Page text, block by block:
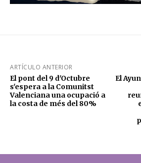
ARTÍCULO ANTERIOR
El pont del 9 d'Octubre
s'espera a la Comunitst
Valenciana una ocupació a
la costa de més del 80%
El